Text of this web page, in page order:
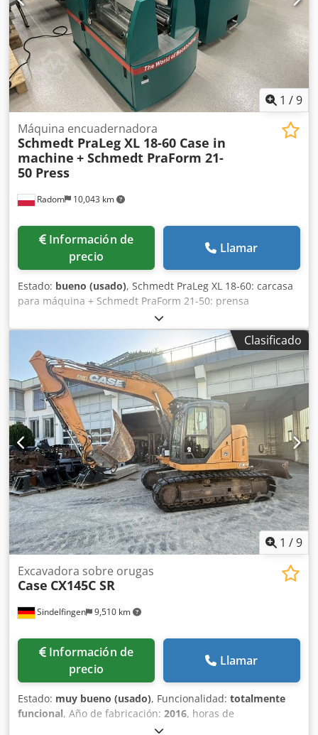
1 /9
Radom 10,043 km
Máquina encuadernadora
Schmedt PraLeg XL 18-60 Case in
machine + Schmedt PraForm 21-
50 Press
Información de
precio
Llamar
Estado: bueno (usado), Schmedt PraLeg XL 18-60: carcasa
para máquina + Schmedt PraForm 21-50: prensa
Fabricados en 2022. Schmedt PraLeg XL 18-60: máquina
para encuadernar libros Máquina en buen estado, lista
para su funcionamiento. La máquina sujeta un bloque de
hojas para encuadernar en una cubierta preparada. Dos
aplicadores de adhesivo, con ajuste suave del grosor del
adhesivo. Formato: Altura del bloque: 80 – 450 mm Ancho
del bloque: 110 – 450 mm Grosor del bloque: 2 – 80 mm
Tasa de producción: aproximadamente 200 – 300
unidades/hora Crodpfx Aezdazbolrsf Alimentación
eléctrica: 230 V Peso: 300 kg Fabricado en Alemania.
Schmedt PraForm 21-50: prensa para libros Prensa para
libros con cortador de ranuras. Fabricado por Schmedt,
Alemania. La máquina está en muy buenas condiciones y
lista para la producción. Especificaciones técnicas: Formato
máximo: 420 x 520 x 100 mm Peso: 220 kg Alimentación
eléctrica: 230 V + aire comprimido. El precio es por un
conjunto de dos máquinas.
Clasificado
1 /9
Sindelfingen 9,510 km
Excavadora sobre orugas
Case CX145C SR
Información de
precio
Llamar
Estado: muy bueno (usado), Funcionalidad: totalmente
funcional, Año de fabricación: 2016, horas de
, * 11.500 horas de trabajo * Peso